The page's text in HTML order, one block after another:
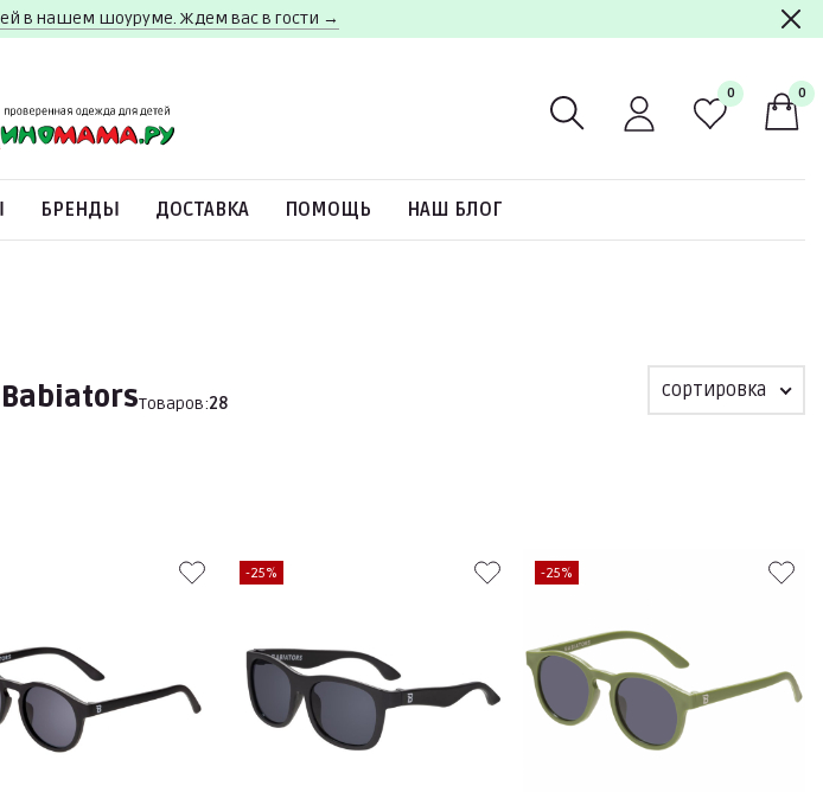
в нашем шоуруме. Ждем вас в гости →
0 0
БРЕНДЫ ДОСТАВКА ПОМОЩЬ НАШ БЛОГ
Товаров:28
сортировка
-25% -25%